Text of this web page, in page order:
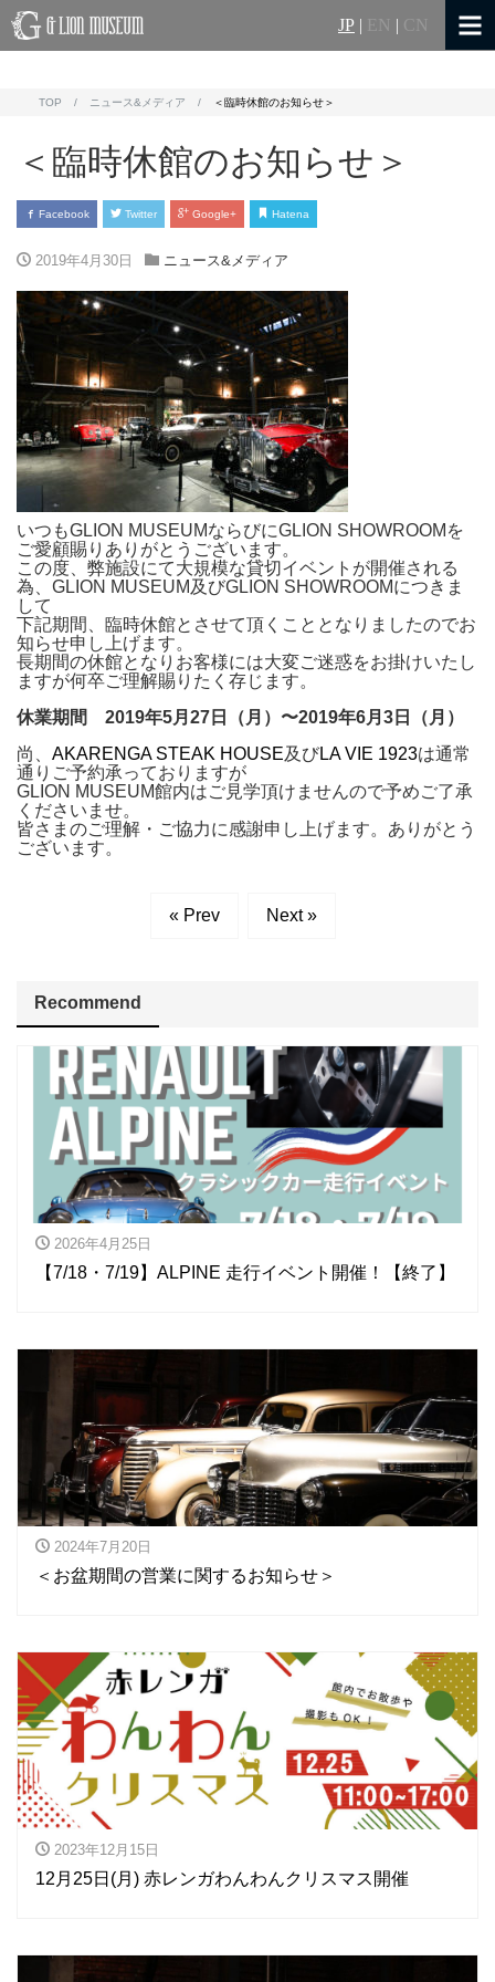
JP | EN | CN
TOP ニュース&メディア ＜臨時休館のお知らせ＞
＜臨時休館のお知らせ＞
Facebook Twitter Google+ Hatena
2019年4月30日 ニュース&メディア
いつもGLION MUSEUMならびにGLION SHOWROOMを
ご愛顧賜りありがとうございます。
この度、弊施設にて大規模な貸切イベントが開催される
為、GLION MUSEUM及びGLION SHOWROOMにつきま
して
下記期間、臨時休館とさせて頂くこととなりましたのでお
知らせ申し上げます。
長期間の休館となりお客様には大変ご迷惑をお掛けいたし
ますが何卒ご理解賜りたく存じます。
休業期間 2019年5月27日（月）〜2019年6月3日（月）
尚、 AKARENGA STEAK HOUSE及びLA VIE 1923は通常
通りご予約承っておりますが
GLION MUSEUM館内はご見学頂けませんので予めご了承
くださいませ。
皆さまのご理解・ご協力に感謝申し上げます。ありがとう
ございます。
« Prev Next »
Recommend
2026年4月25日
【7/18・7/19】ALPINE 走行イベント開催！【終了】
2024年7月20日
＜お盆期間の営業に関するお知らせ＞
2023年12月15日
12月25日(月) 赤レンガわんわんクリスマス開催